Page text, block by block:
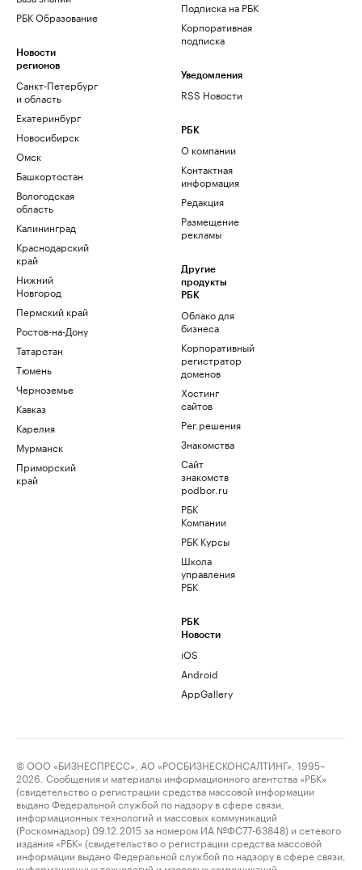
РБК Образование
Новости
регионов
Санкт-Петербург
и область
Екатеринбург
Новосибирск
Омск
Башкортостан
Вологодская
область
Калининград
Краснодарский
край
Нижний
Новгород
Пермский край
Ростов-на-Дону
Татарстан
Тюмень
Черноземье
Кавказ
Карелия
Мурманск
Приморский
край
Подписка на РБК
Корпоративная
подписка
Уведомления
RSS Новости
РБК
О компании
Контактная
информация
Редакция
Размещение
рекламы
Другие
продукты
РБК
Облако для
бизнеса
Корпоративный
регистратор
доменов
Хостинг
сайтов
Рег.решения
Знакомства
Сайт
знакомств
podbor.ru
РБК
Компании
РБК Курсы
Школа
управления
РБК
РБК
Новости
iOS
Android
AppGallery
© ООО «БИЗНЕСПРЕСС», АО «РОСБИЗНЕСКОНСАЛТИНГ», 1995–
2026. Сообщения и материалы информационного агентства «РБК»
(свидетельство о регистрации средства массовой информации
выдано Федеральной службой по надзору в сфере связи,
информационных технологий и массовых коммуникаций
(Роскомнадзор) 09.12.2015 за номером ИА №ФС77-63848) и сетевого
издания «РБК» (свидетельство о регистрации средства массовой
информации выдано Федеральной службой по надзору в сфере связи,